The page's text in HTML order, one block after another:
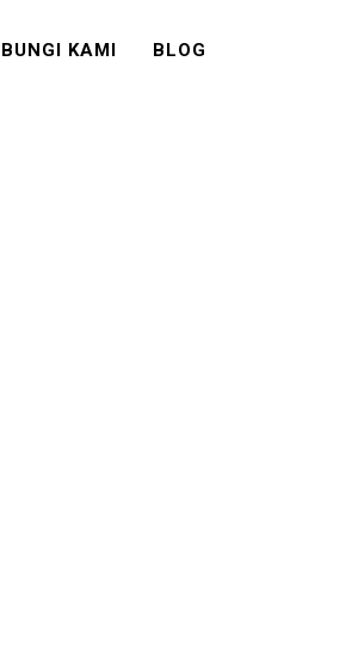
KAMI BLOG